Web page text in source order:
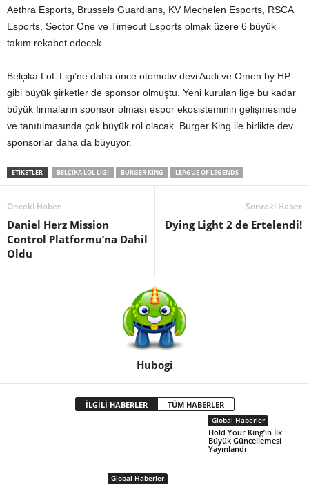
Aethra Esports, Brussels Guardians, KV Mechelen Esports, RSCA
Esports, Sector One ve Timeout Esports olmak üzere 6 büyük
takım rekabet edecek.
Belçika LoL Ligi’ne daha önce otomotiv devi Audi ve Omen by HP
gibi büyük şirketler de sponsor olmuştu. Yeni kurulan lige bu kadar
büyük firmaların sponsor olması espor ekosisteminin gelişmesinde
ve tanıtılmasında çok büyük rol olacak. Burger King ile birlikte dev
sponsorlar daha da büyüyor.
ETIKETLER BELÇIKA LOL LIGI BURGER KING LEAGUE OF LEGENDS
Önceki Haber
Daniel Herz Mission
Control Platformu’na Dahil
Oldu
Sonraki Haber
Dying Light 2 de Ertelendi!
Hubogi
İLGİLİ HABERLER TÜM HABERLER
Global Haberler
Global Haberler
Hold Your King’in İlk
Büyük Güncellemesi
Yayınlandı